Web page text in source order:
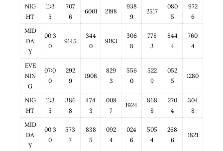
NIG
HT
11:3
5
707
6
6001 2198
938
9
2517
080
5
972
6
MID
DA
Y
00:3
0
9145
344
0
9183
306
8
778
3
844
4
760
4
EVE
NIN
G
07:0
0
292
9
1908
829
3
556
0
522
9
052
5
1280
NIG
HT
11:3
5
386
8
474
3
008
7
1924
868
8
270
4
304
8
MID
DA
Y
00:3
0
573
7
838
5
092
4
024
6
505
4
268
6
1821